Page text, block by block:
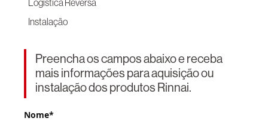
Logística Reversa
Instalação
Preencha os campos abaixo e receba
mais informações para aquisição ou
instalação dos produtos Rinnai.
Nome*